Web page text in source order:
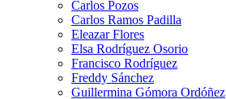
Carlos Pozos
Carlos Ramos Padilla
Eleazar Flores
Elsa Rodríguez Osorio
Francisco Rodríguez
Freddy Sánchez
Guillermina Gómora Ordóñez